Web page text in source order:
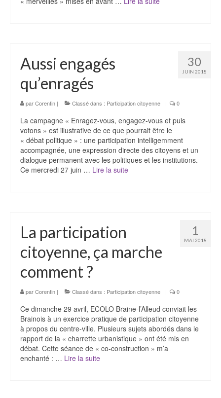
30
JUIN 2018
Aussi engagés
qu’enragés
parCorentin | Classé dans : Participation citoyenne | 0
La campagne « Enragez-vous, engagez-vous et puis
votons » est illustrative de ce que pourrait être le
« débat politique » : une participation intelligemment
accompagnée, une expression directe des citoyens et un
dialogue permanent avec les politiques et les institutions.
Ce mercredi 27 juin … Lire la suite­­
1
MAI 2018
La participation
citoyenne, ça marche
comment ?
parCorentin | Classé dans : Participation citoyenne | 0
Ce dimanche 29 avril, ECOLO Braine-l’Alleud conviait les
Brainois à un exercice pratique de participation citoyenne
à propos du centre-ville. Plusieurs sujets abordés dans le
rapport de la « charrette urbanistique » ont été mis en
débat. Cette séance de « co-construction » m’a
enchanté : … Lire la suite­­